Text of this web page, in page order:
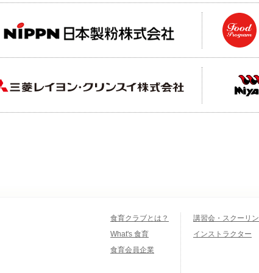
食育クラブとは？
What's 食育
食育会員企業
講習会・スクーリ
インストラクター